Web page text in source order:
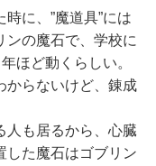
に、”魔道具”には
ンの魔石で、学校に
ほど動くらしい。
からないけど、錬成
も居るから、心臓
した魔石はゴブリン